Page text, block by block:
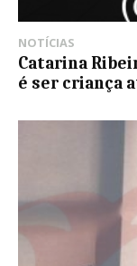
NOTÍCIAS
Catarina
é ser criança